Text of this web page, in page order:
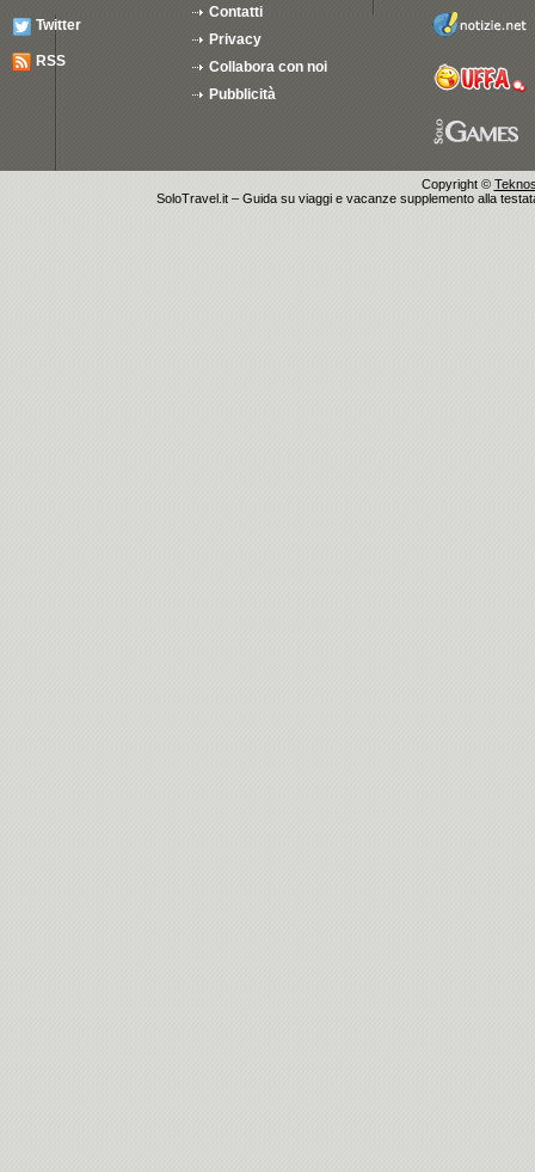
Twitter
RSS
Contatti
Privacy
Collabora con noi
Pubblicità
Copyright ©
SoloTravel.it – Guida su viaggi e vacanze supplemento alla